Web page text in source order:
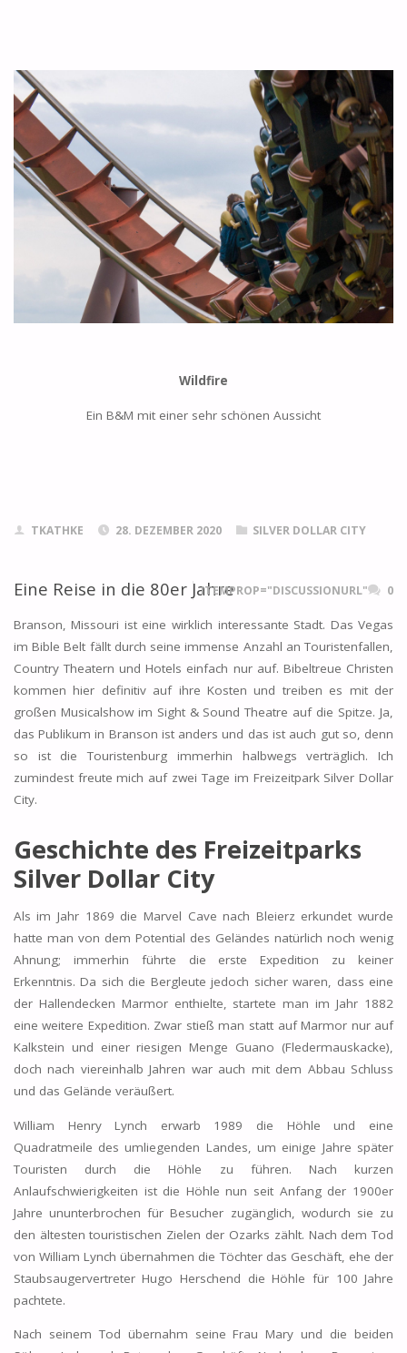
Wildfire
Ein B&M mit einer sehr schönen Aussicht
TKATHKE 28. DEZEMBER 2020 SILVER DOLLAR CITY
Eine Reise in die 80er JahreITEMPROP="DISCUSSIONURL" 0
Branson, Missouri ist eine wirklich interessante Stadt. Das Vegas
im Bible Belt fällt durch seine immense Anzahl an Touristenfallen,
Country Theatern und Hotels einfach nur auf. Bibeltreue Christen
kommen hier definitiv auf ihre Kosten und treiben es mit der
großen Musicalshow im Sight & Sound Theatre auf die Spitze. Ja,
das Publikum in Branson ist anders und das ist auch gut so, denn
so ist die Touristenburg immerhin halbwegs verträglich. Ich
zumindest freute mich auf zwei Tage im Freizeitpark Silver Dollar
City.
Geschichte des Freizeitparks
Silver Dollar City
Als im Jahr 1869 die Marvel Cave nach Bleierz erkundet wurde
hatte man von dem Potential des Geländes natürlich noch wenig
Ahnung; immerhin führte die erste Expedition zu keiner
Erkenntnis. Da sich die Bergleute jedoch sicher waren, dass eine
der Hallendecken Marmor enthielte, startete man im Jahr 1882
eine weitere Expedition. Zwar stieß man statt auf Marmor nur auf
Kalkstein und einer riesigen Menge Guano (Fledermauskacke),
doch nach viereinhalb Jahren war auch mit dem Abbau Schluss
und das Gelände veräußert.
William Henry Lynch erwarb 1989 die Höhle und eine
Quadratmeile des umliegenden Landes, um einige Jahre später
Touristen durch die Höhle zu führen. Nach kurzen
Anlaufschwierigkeiten ist die Höhle nun seit Anfang der 1900er
Jahre ununterbrochen für Besucher zugänglich, wodurch sie zu
den ältesten touristischen Zielen der Ozarks zählt. Nach dem Tod
von William Lynch übernahmen die Töchter das Geschäft, ehe der
Staubsaugervertreter Hugo Herschend die Höhle für 100 Jahre
pachtete.
Nach seinem Tod übernahm seine Frau Mary und die beiden